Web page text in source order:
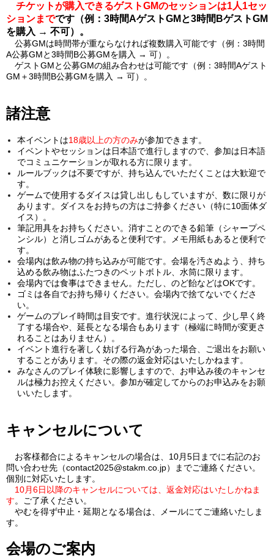
チケットが購入できるゲストGMのセッションは1人1セッ
ションまでです（例：3時間AゲストGMと3時間BゲストGM
を購入 → 不可）。
公募GMは時間帯が重ならなければ複数購入可能です（例：3時間
A公募GMと3時間B公募GMを購入 → 可）。
ゲストGMと公募GMの組み合わせは可能です（例：3時間Aゲスト
GM＋3時間B公募GMを購入 → 可）。
諸注意
本イベントは18歳以上の方のみが参加できます。
イベントやセッションは日本語で進行しますので、参加は日本語
でコミュニケーションが取れる方に限ります。
ルールブックは不要ですが、持ち込んでいただくことは大歓迎で
す。
ゲームで使用するダイスは貸し出しもしていますが、数に限りが
あります。ダイスをお持ちの方はご持参ください（特に10面体ダ
イス）。
筆記用具をお持ちください。消すことのできる鉛筆（シャープペ
ンシル）と消しゴムがあると便利です。メモ用紙もあると便利で
す。
会場内は飲み物の持ち込みが可能です。会場を汚さぬよう、持ち
込める飲み物はふたつきのペットボトル、水筒に限ります。
会場内では食事はできません。ただし、のど飴などはOKです。
ゴミは各自でお持ち帰りください。会場内で捨てないでくださ
い。
ゲームのプレイ時間は目安です。進行状況によって、少し早く終
了する場合や、延長となる場合もあります（極端に時間が変更さ
れることはありません）。
イベント進行を著しく妨げる行為があった場合、ご退出をお願い
することがあります。その際の返金対応はいたしかねます。
みなさんのプレイ体験に影響しますので、お申込み後のキャンセ
ルは極力お控えください。参加が確定してからのお申込みをお願
いいたします。
キャンセルについて
お客様都合によるキャンセルの場合は、10月5日までに右記のお
問い合わせ先（contact2025@stakm.co.jp）までご連絡ください。
個別に対応いたします。
10月6日以降のキャンセルについては、返金対応はいたしかねま
す。ご了承ください。
やむを得ず中止・延期となる場合は、メールにてご連絡いたしま
す。
会場のご案内